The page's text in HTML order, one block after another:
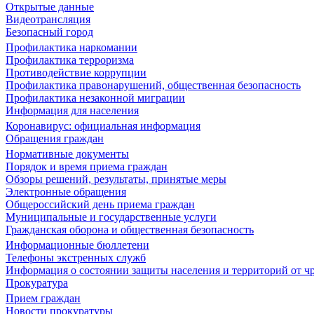
Открытые данные
Видеотрансляция
Безопасный город
Профилактика наркомании
Профилактика терроризма
Противодействие коррупции
Профилактика правонарушений, общественная безопасность
Профилактика незаконной миграции
Информация для населения
Коронавирус: официальная информация
Обращения граждан
Нормативные документы
Порядок и время приема граждан
Обзоры решений, результаты, принятые меры
Электронные обращения
Общероссийский день приема граждан
Муниципальные и государственные услуги
Гражданская оборона и общественная безопасность
Информационные бюллетени
Телефоны экстренных служб
Информация о состоянии защиты населения и территорий от
Прокуратура
Прием граждан
Новости прокуратуры